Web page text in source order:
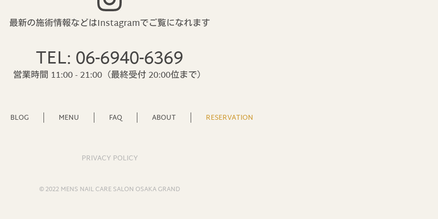
最新の施術情報などはInstagramでご覧になれます
TEL: 06-6940-6369
営業時間 11:00 - 21:00 （最終受付 20:00位まで）
BLOG MENU FAQ ABOUT RESERVATION
PRIVACY POLICY
© 2022 MENS NAIL CARE SALON OSAKA GRAND